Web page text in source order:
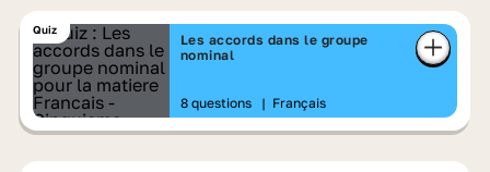
Quiz
Les accords dans le groupe
nominal
8 questions | Français